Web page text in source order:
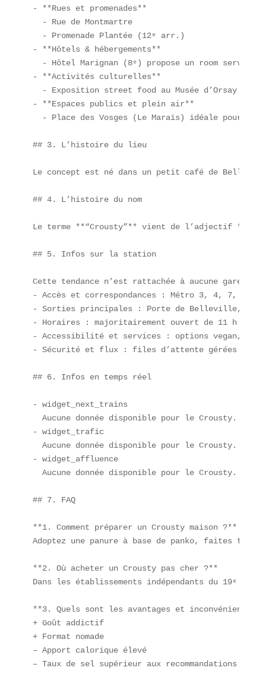
- **Rues et promenades**
  - Rue de Montmartre
  - Promenade Plantée (12ᵉ arr.)
- **Hôtels & hébergements**
- Hôtel Marignan (8ᵉ) propose un room
- **Activités culturelles**
  - Exposition street food au Musée d’Orsay
- **Espaces publics et plein air**
- Place des Vosges (Le Marais) idéale pour un
## 3. L’histoire du lieu
Le concept est né dans un petit café de
## 4. L’histoire du nom
Le terme **“Crousty”** vient de l’adjectif
## 5. Infos sur la station
Cette tendance n’est rattachée à aucune gare
- Accès et correspondances : Métro 3, 4, 7,
- Sorties principales : Porte de Belleville,
- Horaires : majoritairement ouvert de 11 h à
- Accessibilité et services : options vegan,
- Sécurité et flux : files d’attente gérées via
## 6. Infos en temps réel
- widget_next_trains
  Aucune donnée disponible pour le Crousty.
- widget_trafic
  Aucune donnée disponible pour le Crousty.
- widget_affluence
  Aucune donnée disponible pour le Crousty.
## 7. FAQ
**1. Comment préparer un Crousty maison ?**
Adoptez une panure à base de panko, faites
**2. Où acheter un Crousty pas cher ?**
Dans les établissements indépendants du 19ᵉ
**3. Quels sont les avantages et inconvénients
+ Goût addictif
+ Format nomade
– Apport calorique élevé
– Taux de sel supérieur aux recommandations de